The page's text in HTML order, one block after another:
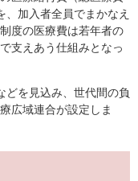
加入者全員でまかなえ
度の医療費は若年者の
支えあう仕組みとなっ
どを見込み、世代間の負
広域連合が設定しま